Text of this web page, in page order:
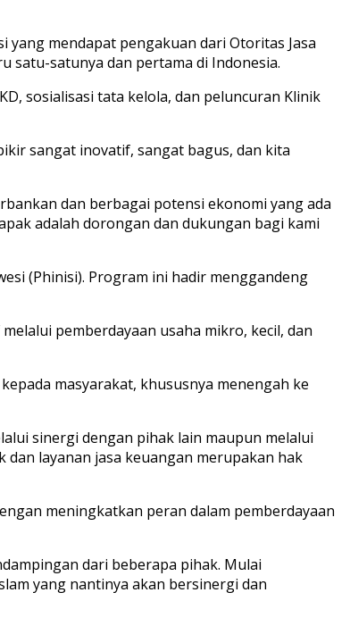
yang mendapat pengakuan dari Otoritas Jasa
satu-satunya dan pertama di Indonesia.
sosialisasi tata kelola, dan peluncuran Klinik
sangat inovatif, sangat bagus, dan kita
dan berbagai potensi ekonomi yang ada
adalah dorongan dan dukungan bagi kami
(Phinisi). Program ini hadir menggandeng
pemberdayaan usaha mikro, kecil, dan
masyarakat, khususnya menengah ke
sinergi dengan pihak lain maupun melalui
layanan jasa keuangan merupakan hak
meningkatkan peran dalam pemberdayaan
dari beberapa pihak. Mulai
yang nantinya akan bersinergi dan